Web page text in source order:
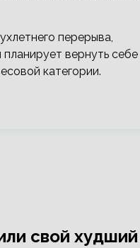
перерыва,
вернуть себе
категории.
свой худший